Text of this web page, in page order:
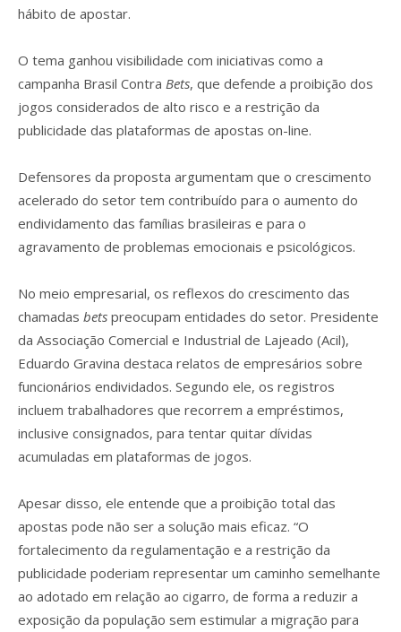
hábito de apostar.
O tema ganhou visibilidade com iniciativas como a
campanha Brasil Contra Bets, que defende a proibição dos
jogos considerados de alto risco e a restrição da
publicidade das plataformas de apostas on-line.
Defensores da proposta argumentam que o crescimento
acelerado do setor tem contribuído para o aumento do
endividamento das famílias brasileiras e para o
agravamento de problemas emocionais e psicológicos.
No meio empresarial, os reflexos do crescimento das
chamadas bets preocupam entidades do setor. Presidente
da Associação Comercial e Industrial de Lajeado (Acil),
Eduardo Gravina destaca relatos de empresários sobre
funcionários endividados. Segundo ele, os registros
incluem trabalhadores que recorrem a empréstimos,
inclusive consignados, para tentar quitar dívidas
acumuladas em plataformas de jogos.
Apesar disso, ele entende que a proibição total das
apostas pode não ser a solução mais eficaz. “O
fortalecimento da regulamentação e a restrição da
publicidade poderiam representar um caminho semelhante
ao adotado em relação ao cigarro, de forma a reduzir a
exposição da população sem estimular a migração para